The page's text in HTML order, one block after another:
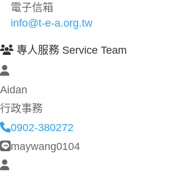
電子信箱
info@t-e-a.org.tw
專人服務 Service Team
Aidan
行政事務
0902-380272
maywang0104